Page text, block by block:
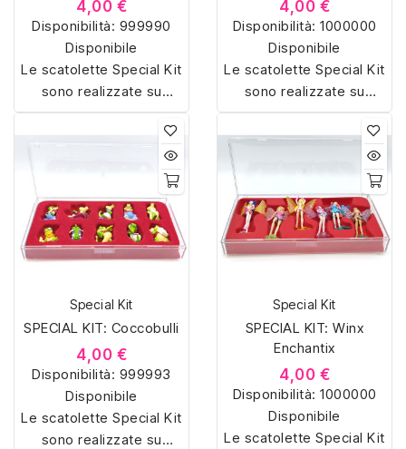
4,00 €
Disponibilità: 999990
Disponibile
Le scatolette Special Kit
sono realizzate su
misura con materiali di
alta qualità, hanno un
interno sagomato in
vellutino rosso e offrono
soluzioni eleganti e
pratiche per organizzare
e mostrare la tua
collezione di sorpresine.
4,00 €
Disponibilità: 1000000
Disponibile
Le scatolette Special Kit
sono realizzate su
misura con materiali di
alta qualità, hanno un
interno sagomato in
vellutino rosso e offrono
soluzioni eleganti e
pratiche per organizzare
e mostrare la tua
Special Kit
SPECIAL KIT: Coccobulli
4,00 €
Disponibilità: 999993
Disponibile
Le scatolette Special Kit
sono realizzate su
Special Kit
SPECIAL KIT: Winx
Enchantix
4,00 €
Disponibilità: 1000000
Disponibile
Le scatolette Special Kit